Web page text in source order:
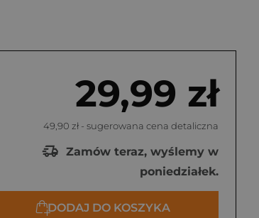
29,99 zł
49,90 zł - sugerowana cena detaliczna
Zamów teraz, wyślemy w
poniedziałek.
DODAJ DO KOSZYKA